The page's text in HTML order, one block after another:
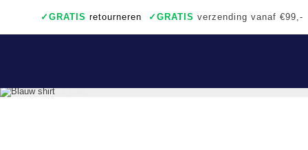
✓ GRATIS retourneren ✓ GRATIS verzending vanaf €99,-